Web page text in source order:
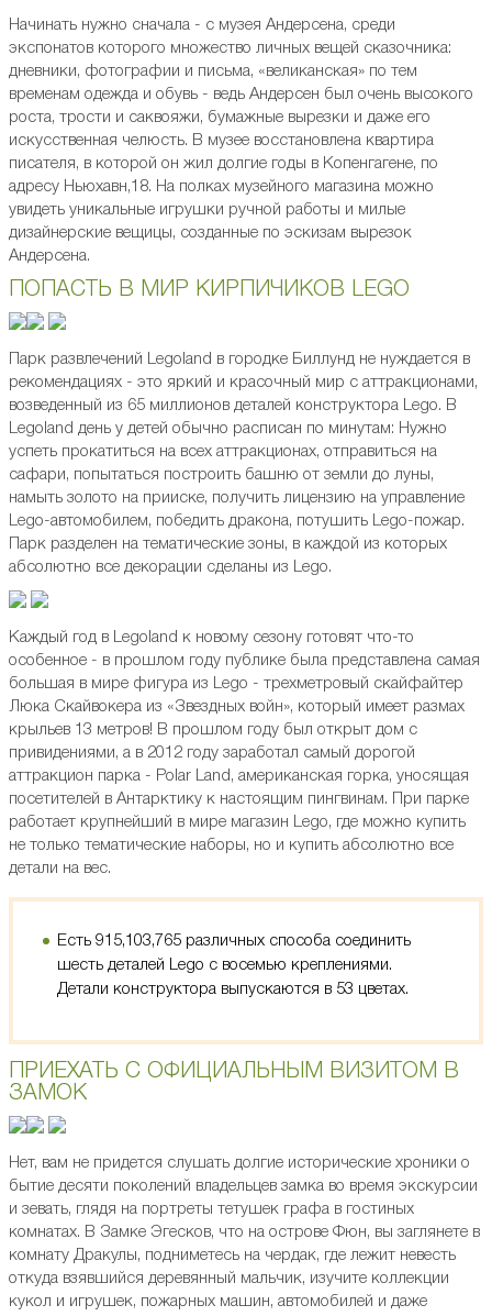
Начинать нужно сначала - с музея Андерсена, среди
экспонатов которого множество личных вещей сказочника:
дневники, фотографии и письма, «великанская» по тем
временам одежда и обувь - ведь Андерсен был очень высокого
роста, трости и саквояжи, бумажные вырезки и даже его
искусственная челюсть. В музее восстановлена квартира
писателя, в которой он жил долгие годы в Копенгагене, по
адресу Ньюхавн,18. На полках музейного магазина можно
увидеть уникальные игрушки ручной работы и милые
дизайнерские вещицы, созданные по эскизам вырезок
Андерсена.
ПОПАСТЬ В МИР КИРПИЧИКОВ LEGO
Парк развлечений Legoland в городке Биллунд не нуждается в
рекомендациях - это яркий и красочный мир с аттракционами,
возведенный из 65 миллионов деталей конструктора Lego. В
Legoland день у детей обычно расписан по минутам: Нужно
успеть прокатиться на всех аттракционах, отправиться на
сафари, попытаться построить башню от земли до луны,
намыть золото на прииске, получить лицензию на управление
Lego-автомобилем, победить дракона, потушить Lego-пожар.
Парк разделен на тематические зоны, в каждой из которых
абсолютно все декорации сделаны из Lego.
Каждый год в Legoland к новому сезону готовят что-то
особенное - в прошлом году публике была представлена самая
большая в мире фигура из Lego - трехметровый скайфайтер
Люка Скайвокера из «Звездных войн», который имеет размах
крыльев 13 метров! В прошлом году был открыт дом с
привидениями, а в 2012 году заработал самый дорогой
аттракцион парка - Polar Land, американская горка, уносящая
посетителей в Антарктику к настоящим пингвинам. При парке
работает крупнейший в мире магазин Lego, где можно купить
не только тематические наборы, но и купить абсолютно все
детали на вес.
Есть 915,103,765 различных способа соединить
шесть деталей Lego с восемью креплениями.
Детали конструктора выпускаются в 53 цветах.
ПРИЕХАТЬ С ОФИЦИАЛЬНЫМ ВИЗИТОМ В
ЗАМОК
Нет, вам не придется слушать долгие исторические хроники о
бытие десяти поколений владельцев замка во время экскурсии
и зевать, глядя на портреты тетушек графа в гостиных
комнатах. В Замке Эгесков, что на острове Фюн, вы заглянете в
комнату Дракулы, подниметесь на чердак, где лежит невесть
откуда взявшийся деревянный мальчик, изучите коллекции
кукол и игрушек, пожарных машин, автомобилей и даже